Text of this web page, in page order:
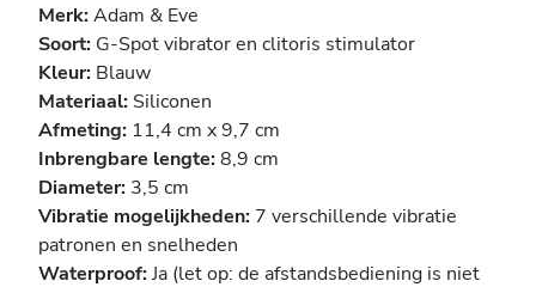
Merk:Adam & Eve
Soort: G-Spot vibrator en clitoris stimulator
Kleur: Blauw
Materiaal: Siliconen
Afmeting: 11,4 cm x 9,7 cm
Inbrengbare lengte:8,9 cm
Diameter: 3,5 cm
Vibratie mogelijkheden: 7 verschillende vibratie
patronen en snelheden
Waterproof:Ja (let op: de afstandsbediening is niet